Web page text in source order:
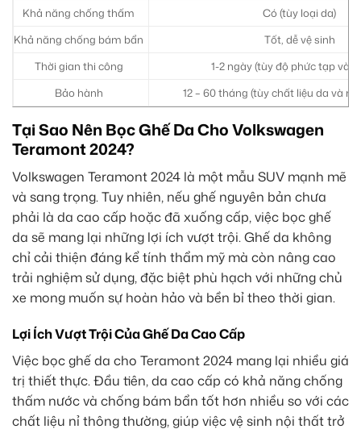
Khả năng chống thấm
Có (tùy loại da)
Khả năng chống bám bẩn
Tốt, dễ vệ sinh
Thời gian thi công
1-2 ngày (tùy độ phức tạp và
Bảo hành
12 – 60 tháng (tùy chất liệu da và
Tại Sao Nên Bọc Ghế Da Cho Volkswagen
Teramont 2024?
Volkswagen Teramont 2024 là một mẫu SUV mạnh mẽ
và sang trọng. Tuy nhiên, nếu ghế nguyên bản chưa
phải là da cao cấp hoặc đã xuống cấp, việc bọc ghế
da sẽ mang lại những lợi ích vượt trội. Ghế da không
chỉ cải thiện đáng kể tính thẩm mỹ mà còn nâng cao
trải nghiệm sử dụng, đặc biệt phù hạch với những chủ
xe mong muốn sự hoàn hảo và bền bỉ theo thời gian.
Lợi Ích Vượt Trội Của Ghế Da Cao Cấp
Việc bọc ghế da cho Teramont 2024 mang lại nhiều giá
trị thiết thực. Đầu tiên, da cao cấp có khả năng chống
thấm nước và chống bám bẩn tốt hơn nhiều so với các
chất liệu nỉ thông thường, giúp việc vệ sinh nội thất trở